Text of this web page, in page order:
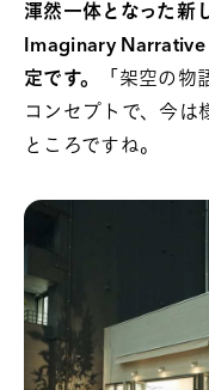
渾然一体となった新
Imaginary Narrative
定です。
「架空の物
コンセプトで、今は
ところですね。